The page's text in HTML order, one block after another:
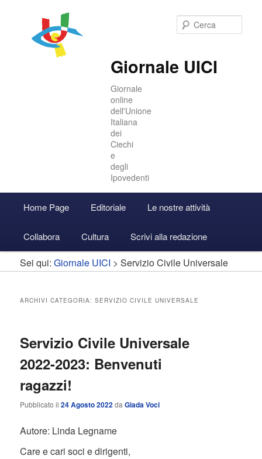
Giornale UICI
Giornale
online
dell'Unione
Italiana
dei
Ciechi
e
degli
Ipovedenti
principale
Vai
al
contenuto
principale
Vai
al
contenuto
secondario
Accedi
Home Page Editoriale Le nostre attività
Collabora Cultura Scrivi alla redazione
Sei qui:Giornale UICI >Servizio Civile Universale
ARCHIVI CATEGORIA:SERVIZIO CIVILE UNIVERSALE
Servizio Civile Universale
2022-2023: Benvenuti
ragazzi!
Pubblicato il24 Agosto 2022daGiada Voci
Autore: Linda Legname
Care e cari soci e dirigenti,